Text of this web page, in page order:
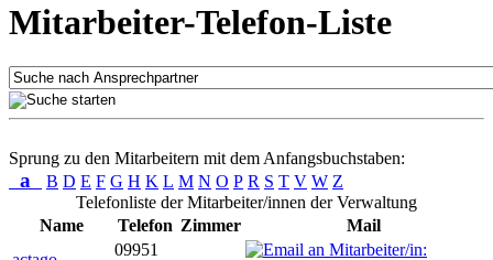
Mitarbeiter-Telefon-Liste
Sprung zu den Mitarbeitern mit dem Anfangsbuchstaben:
a B D E F G H K L M N O P R S T V W Z
Telefonliste der Mitarbeiter/innen der Verwaltung
Name
Telefon Zimmer
Mail
09951